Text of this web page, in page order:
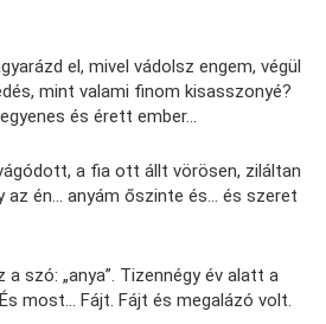
el, mivel vádolsz engem, végül
mint valami finom kisasszonyé?
és érett ember…
a fia ott állt vörösen, ziláltan
az én… anyám őszinte és… és szeret
szó: „anya”. Tizennégy év alatt a
most… Fájt. Fájt és megalázó volt.